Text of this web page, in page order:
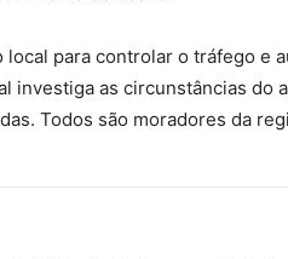
para controlar o tráfego e
investiga as circunstâncias do
Todos são moradores da